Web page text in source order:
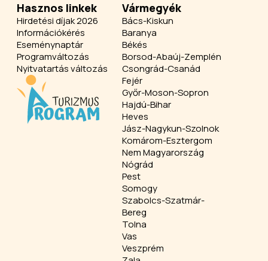
Hasznos linkek
Hirdetési díjak 2026
Információkérés
Eseménynaptár
Programváltozás
Nyitvatartás változás
Vármegyék
Bács-Kiskun
Baranya
Békés
Borsod-Abaúj-Zemplén
Csongrád-Csanád
Fejér
Győr-Moson-Sopron
Hajdú-Bihar
Heves
Jász-Nagykun-Szolnok
Komárom-Esztergom
Nem Magyarország
Nógrád
Pest
Somogy
Szabolcs-Szatmár-
Bereg
Tolna
Vas
Veszprém